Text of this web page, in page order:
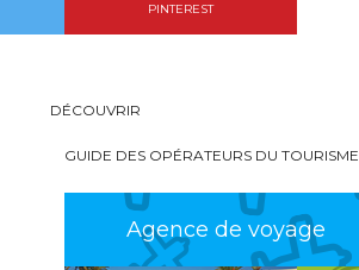
PINTEREST
DÉCOUVRIR
GUIDE DES OPÉRATEURS DU TOURISME
Agence de voyage